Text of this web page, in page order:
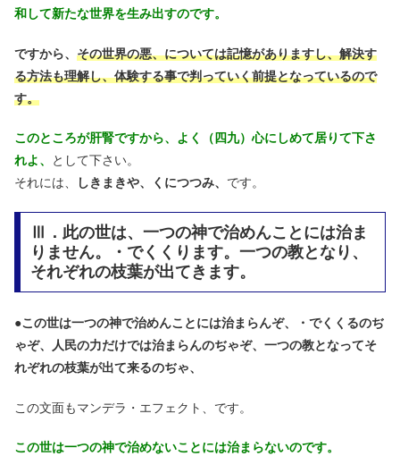
和して新たな世界を生み出すのです。
ですから、 その世界の悪、については記憶がありますし、解決す
る方法も理解し、体験する事で判っていく前提となっているので
す。
このところが肝腎ですから、よく（四九）心にしめて居りて下さ
れよ、
として下さい。
それには、
しきまきや、くにつつみ、 です。
Ⅲ．此の世は、一つの神で治めんことには治ま
りません。・でくくります。一つの教となり、
それぞれの枝葉が出てきます。
●この世は一つの神で治めんことには治まらんぞ、・でくくるのぢ
ゃぞ、人民の力だけでは治まらんのぢゃぞ、一つの教となってそ
れぞれの枝葉が出て来るのぢゃ、
この文面もマンデラ・エフェクト、です。
この世は一つの神で治めないことには治まらないのです。